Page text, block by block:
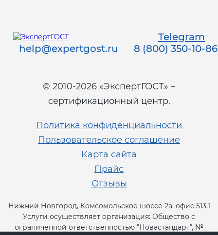
Telegram
help@expertgost.ru
8 (800) 350-10-86
© 2010-2026 «ЭкспертГОСТ» –
сертификационный центр.
Политика конфиденциальности
Пользовательское соглашение
Карта сайта
Прайс
Отзывы
Нижний Новгород, Комсомольское шоссе 2а, офис 513.1
Услуги осуществляет организация: Общество с
ограниченной ответственностью "Новастандарт", №